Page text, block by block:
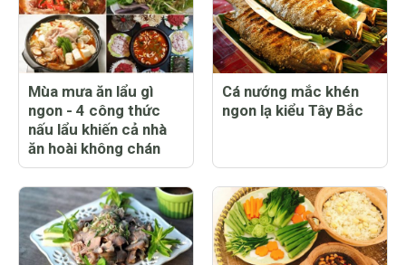
Mùa mưa ăn lẩu gì
ngon - 4 công thức
nấu lẩu khiến cả nhà
ăn hoài không chán
Cá nướng mắc khén
ngon lạ kiểu Tây Bắc